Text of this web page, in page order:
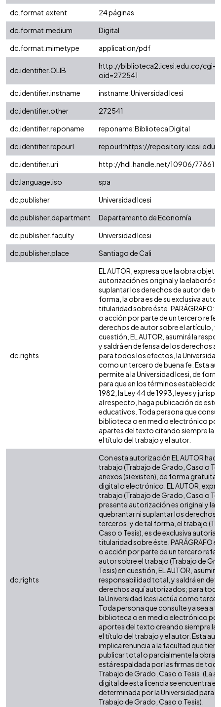
dc.format.extent
24 páginas
dc.format.medium
Digital
dc.format.mimetype
application/pdf
dc.identifier.OLIB
http://biblioteca2.icesi.edu.co/cgi-
oid=272541
dc.identifier.instname
instname:Universidad Icesi
dc.identifier.other
272541
dc.identifier.reponame
reponame:Biblioteca Digital
dc.identifier.repourl
repourl:https://
dc.identifier.uri
http://hdl.handle.net/10906/77861
dc.language.iso
spa
dc.publisher
Universidad Icesi
dc.publisher.department
Departamento de Economía
dc.publisher.faculty
Universidad Icesi
dc.publisher.place
Santiago de Cali
dc.rights
EL AUTOR, expresa que la obra
autorización es original y la elaboró
suplantar los derechos de autor de
forma, la obra es de su exclusiva
titularidad sobre éste. PARÁGRAFO:
o acción por parte de un tercero
derechos de autor sobre el artículo,
cuestión, EL AUTOR, asumirá la
y saldrá en defensa de los derechos
para todos los efectos, la Universidad
como un tercero de buena fe. Esta
permite a la Universidad Icesi, de
para que en los términos establecidos
1982, la Ley 44 de 1993, leyes y
al respecto, haga publicación de este
educativos. Toda persona que
biblioteca o en medio electrónico
apartes del texto citando siempre la
el título del trabajo y el autor.
dc.rights
Con esta autorización EL AUTOR
trabajo (Trabajo de Grado, Caso o
anexos (si existen), de forma gratuita
digital o electrónico. EL AUTOR,
trabajo (Trabajo de Grado, Caso o
presente autorización es original y la
quebrantar ni suplantar los derechos
terceros, y de tal forma, el trabajo
Caso o Tesis), es de exclusiva autoría
titularidad sobre éste. PARÁGRAFO
o acción por parte de un tercero
autor sobre el trabajo (Trabajo de
Tesis) en cuestión, EL AUTOR, asumirá
responsabilidad total, y saldrá en
derechos aquí autorizados; para
la Universidad Icesi actúa como
Toda persona que consulte ya sea a
biblioteca o en medio electrónico
aportes del texto creando siempre la
el título del trabajo y el autor. Esta
implica renuncia a la facultad que tiene
publicar total o parcialmente la obra.
está respaldada por las firmas de
Trabajo de Grado, Caso o Tesis. (La
digital de esta licencia se encuentra
determinada por la Universidad para
Trabajo de Grado, Caso o Tesis).